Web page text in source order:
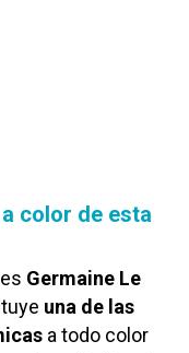
color de esta
Germaine Le
una de las
a todo color